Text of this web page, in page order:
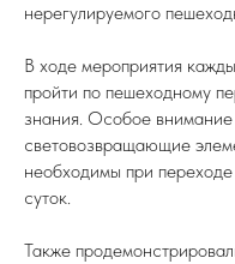
нерегулируемого
В ходе мероприятия
пройти по пешеходному
знания. Особое
световозвращающие
необходимы при
суток.
Также